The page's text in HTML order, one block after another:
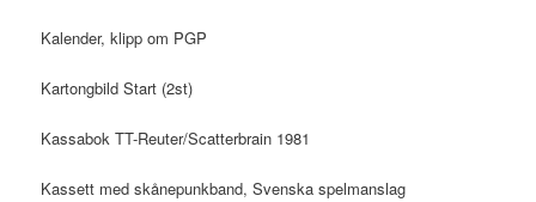
Kalender, klipp om PGP
Kartongbild Start (2st)
Kassabok TT-Reuter/Scatterbrain 1981
Kassett med skånepunkband, Svenska spelmanslag